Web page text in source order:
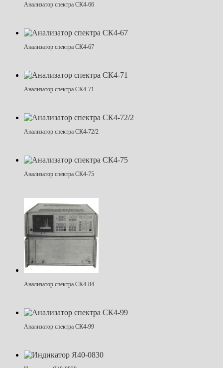
Анализатор спектра СК4-66
Анализатор спектра СК4-67
Анализатор спектра СК4-71
Анализатор спектра СК4-72/2
Анализатор спектра СК4-75
Анализатор спектра СК4-84
Анализатор спектра СК4-99